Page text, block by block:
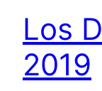
Los
2019